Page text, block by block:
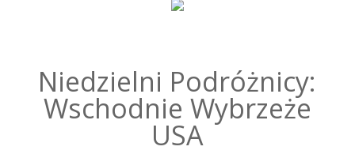
Niedzielni Podróżnicy:
Wschodnie Wybrzeże
USA